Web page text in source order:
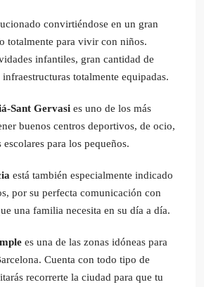
convirtiéndose en un gran
totalmente para vivir con niños.
infantiles, gran cantidad de
totalmente equipadas.
Sant Gervasi es uno de los más
buenos centros deportivos, de ocio,
para los pequeños.
está también especialmente indicado
por su perfecta comunicación con
una familia necesita en su día a día.
es una de las zonas idóneas para
Cuenta con todo tipo de
recorrerte la ciudad para que tu